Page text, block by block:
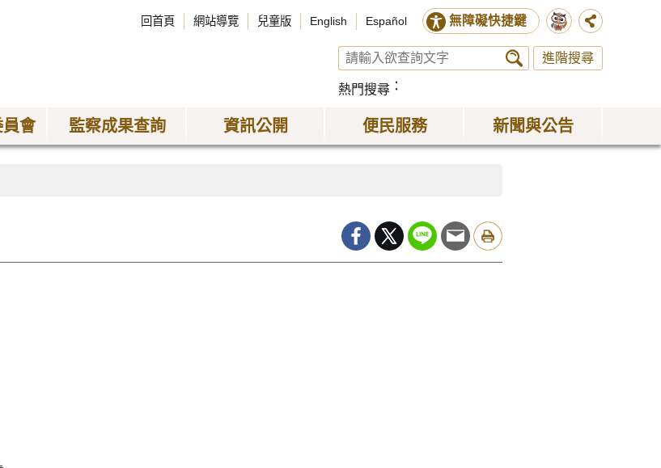
回首頁 網站導覽 兒童版 English Español 無障礙快捷鍵
進階搜尋
熱門搜尋
員會 監察成果查詢 資訊公開 便民服務 新聞與公告